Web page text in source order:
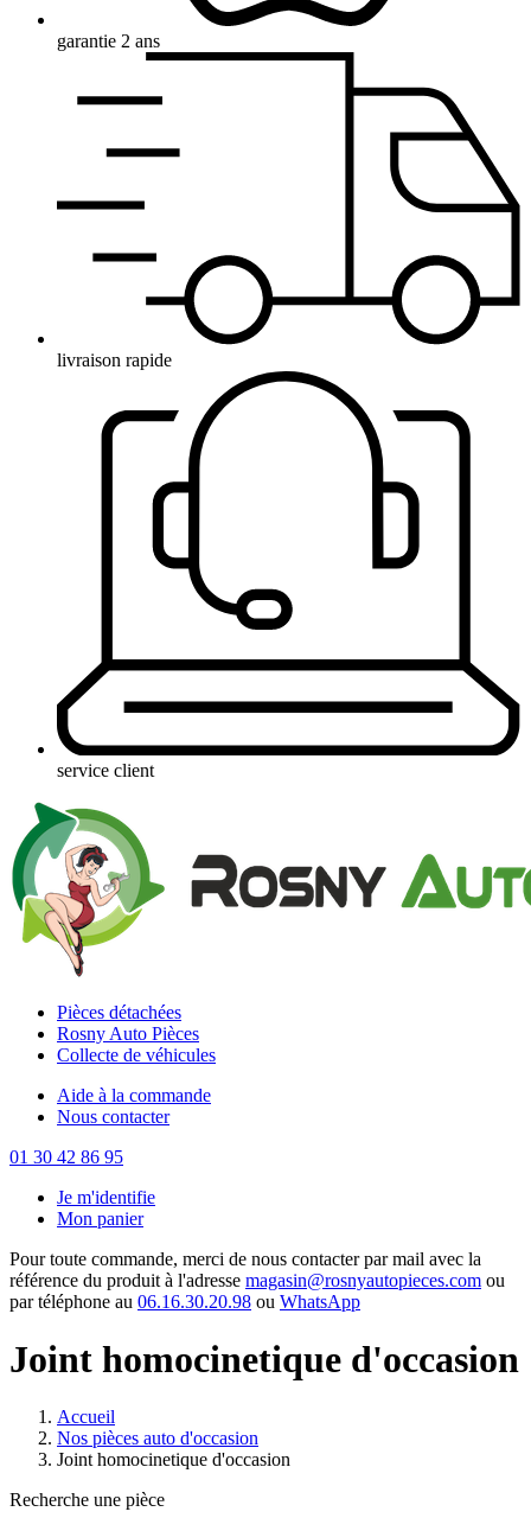
garantie 2 ans
livraison rapide
service client
Pièces détachées
Rosny Auto Pièces
Collecte de véhicules
Aide à la commande
Nous contacter
01 30 42 86 95
Je m'identifie
Mon panier
Pour toute commande, merci de nous contacter par mail avec la
référence du produit à l'adresse magasin@rosnyautopieces.com ou
par téléphone au 06.16.30.20.98 ou WhatsApp
Joint homocinetique d'occasion
Accueil
Nos pièces auto d'occasion
Joint homocinetique d'occasion
Recherche une pièce